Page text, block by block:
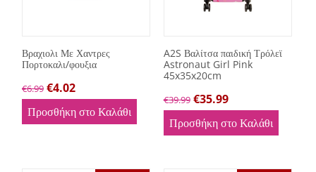
Βραχιολι Με Χαντρες
Πορτοκαλι/φουξια
€6.99 €4.02
Προσθήκη στο Καλάθι
A2S Βαλίτσα παιδική Τρόλεϊ
Astronaut Girl Pink
45x35x20cm
€39.99 €35.99
Προσθήκη στο Καλάθι